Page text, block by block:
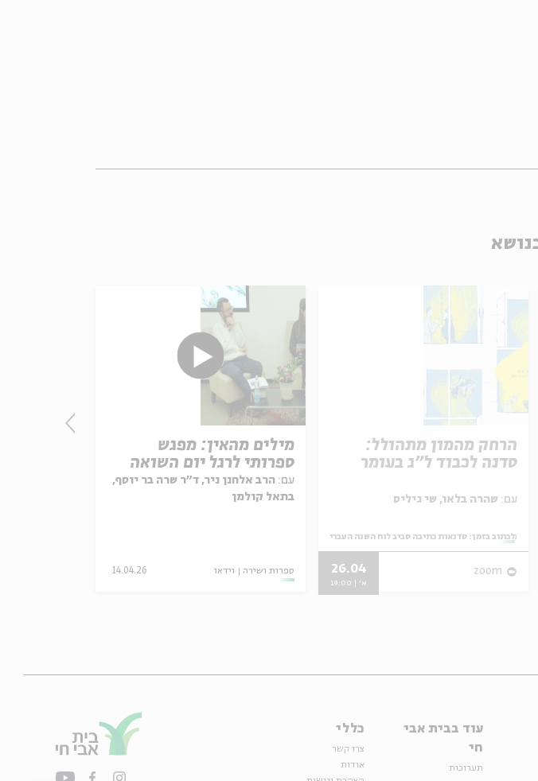
מילים מהאין: מפגש
ספרותי לרגל יום השואה
עם: הרב אלחנן ניר, ד"ר שרה בר יוסף,
בתאל קולמן
ספרות ושירה וידאו 14.04.26
הרחק מהמון מתהולל:
סדנה לכבוד ל"ג בעומר
עם:
מתוך:
לכתוב בזמן: סדנאות כתיבה סביב לוח השנה העברי
zoom
26.04
א' | 19:00
עוד בבית אבי
חי
תערוכות
כללי
צרו קשר
אודות